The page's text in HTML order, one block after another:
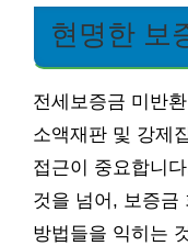
현명한 보
전세보증금 미반
소액재판 및 강제
접근이 중요합니
것을 넘어, 보증금
방법들을 익히는